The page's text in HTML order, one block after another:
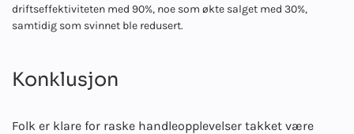
driftseffektiviteten med 90%, noe som økte salget med 30%,
samtidig som svinnet ble redusert.
Konklusjon
Folk er klare for raske handleopplevelser takket være